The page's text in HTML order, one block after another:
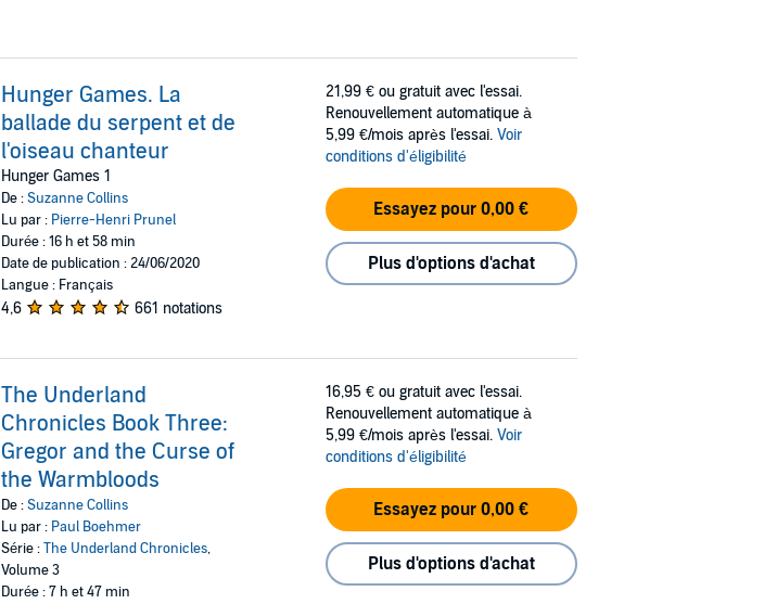
Hunger Games. La
ballade du serpent et de
l'oiseau chanteur
Hunger Games 1
De :Suzanne Collins
Lu par : Pierre-Henri Prunel
Durée : 16 h et 58 min
Date de publication : 24/06/2020
Langue : Français
4,6 661 notations
21,99 € ou gratuit avec l'essai.
Renouvellement automatique à
5,99 €/mois après l'essai. Voir
conditions d'éligibilité
Essayez pour 0,00 €
Plus d'options d'achat
The Underland
Chronicles Book Three:
Gregor and the Curse of
the Warmbloods
De :Suzanne Collins
Lu par : Paul Boehmer
Série :The Underland Chronicles,
Volume 3
Durée : 7 h et 47 min
16,95 € ou gratuit avec l'essai.
Renouvellement automatique à
5,99 €/mois après l'essai. Voir
conditions d'éligibilité
Essayez pour 0,00 €
Plus d'options d'achat